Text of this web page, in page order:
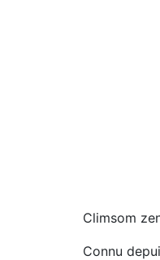
Climsom
Connu